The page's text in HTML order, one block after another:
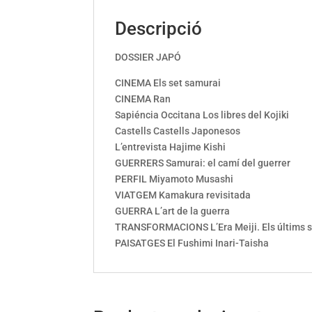
Descripció
DOSSIER JAPÓ
CINEMA Els set samurai
CINEMA Ran
Sapiéncia Occitana Los libres del Kojiki
Castells Castells Japonesos
L’entrevista Hajime Kishi
GUERRERS Samurai: el camí del guerrer
PERFIL Miyamoto Musashi
VIATGEM Kamakura revisitada
GUERRA L’art de la guerra
TRANSFORMACIONS L’Era Meiji. Els últims
PAISATGES El Fushimi Inari-Taisha